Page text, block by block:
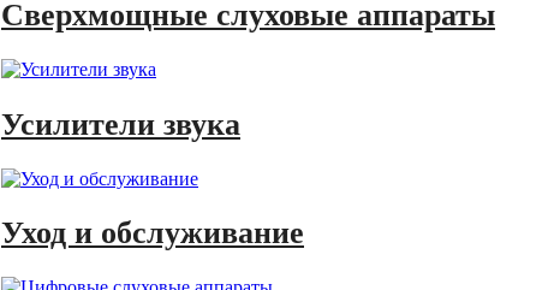
Сверхмощные слуховые аппараты
Усилители звука
Уход и обслуживание